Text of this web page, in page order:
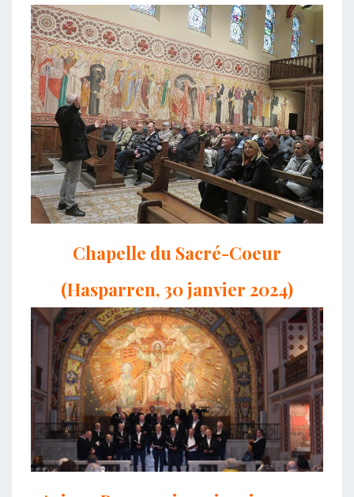
Chapelle du Sacré-Coeur
(Hasparren, 30 janvier 2024)